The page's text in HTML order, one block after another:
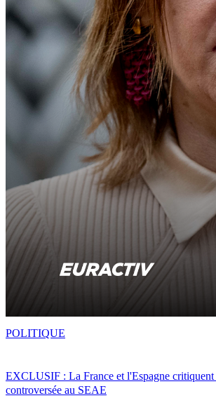
EXCLUSIF : La France et l'Espagne critiquent
controversée au SEAE
POLITIQUE